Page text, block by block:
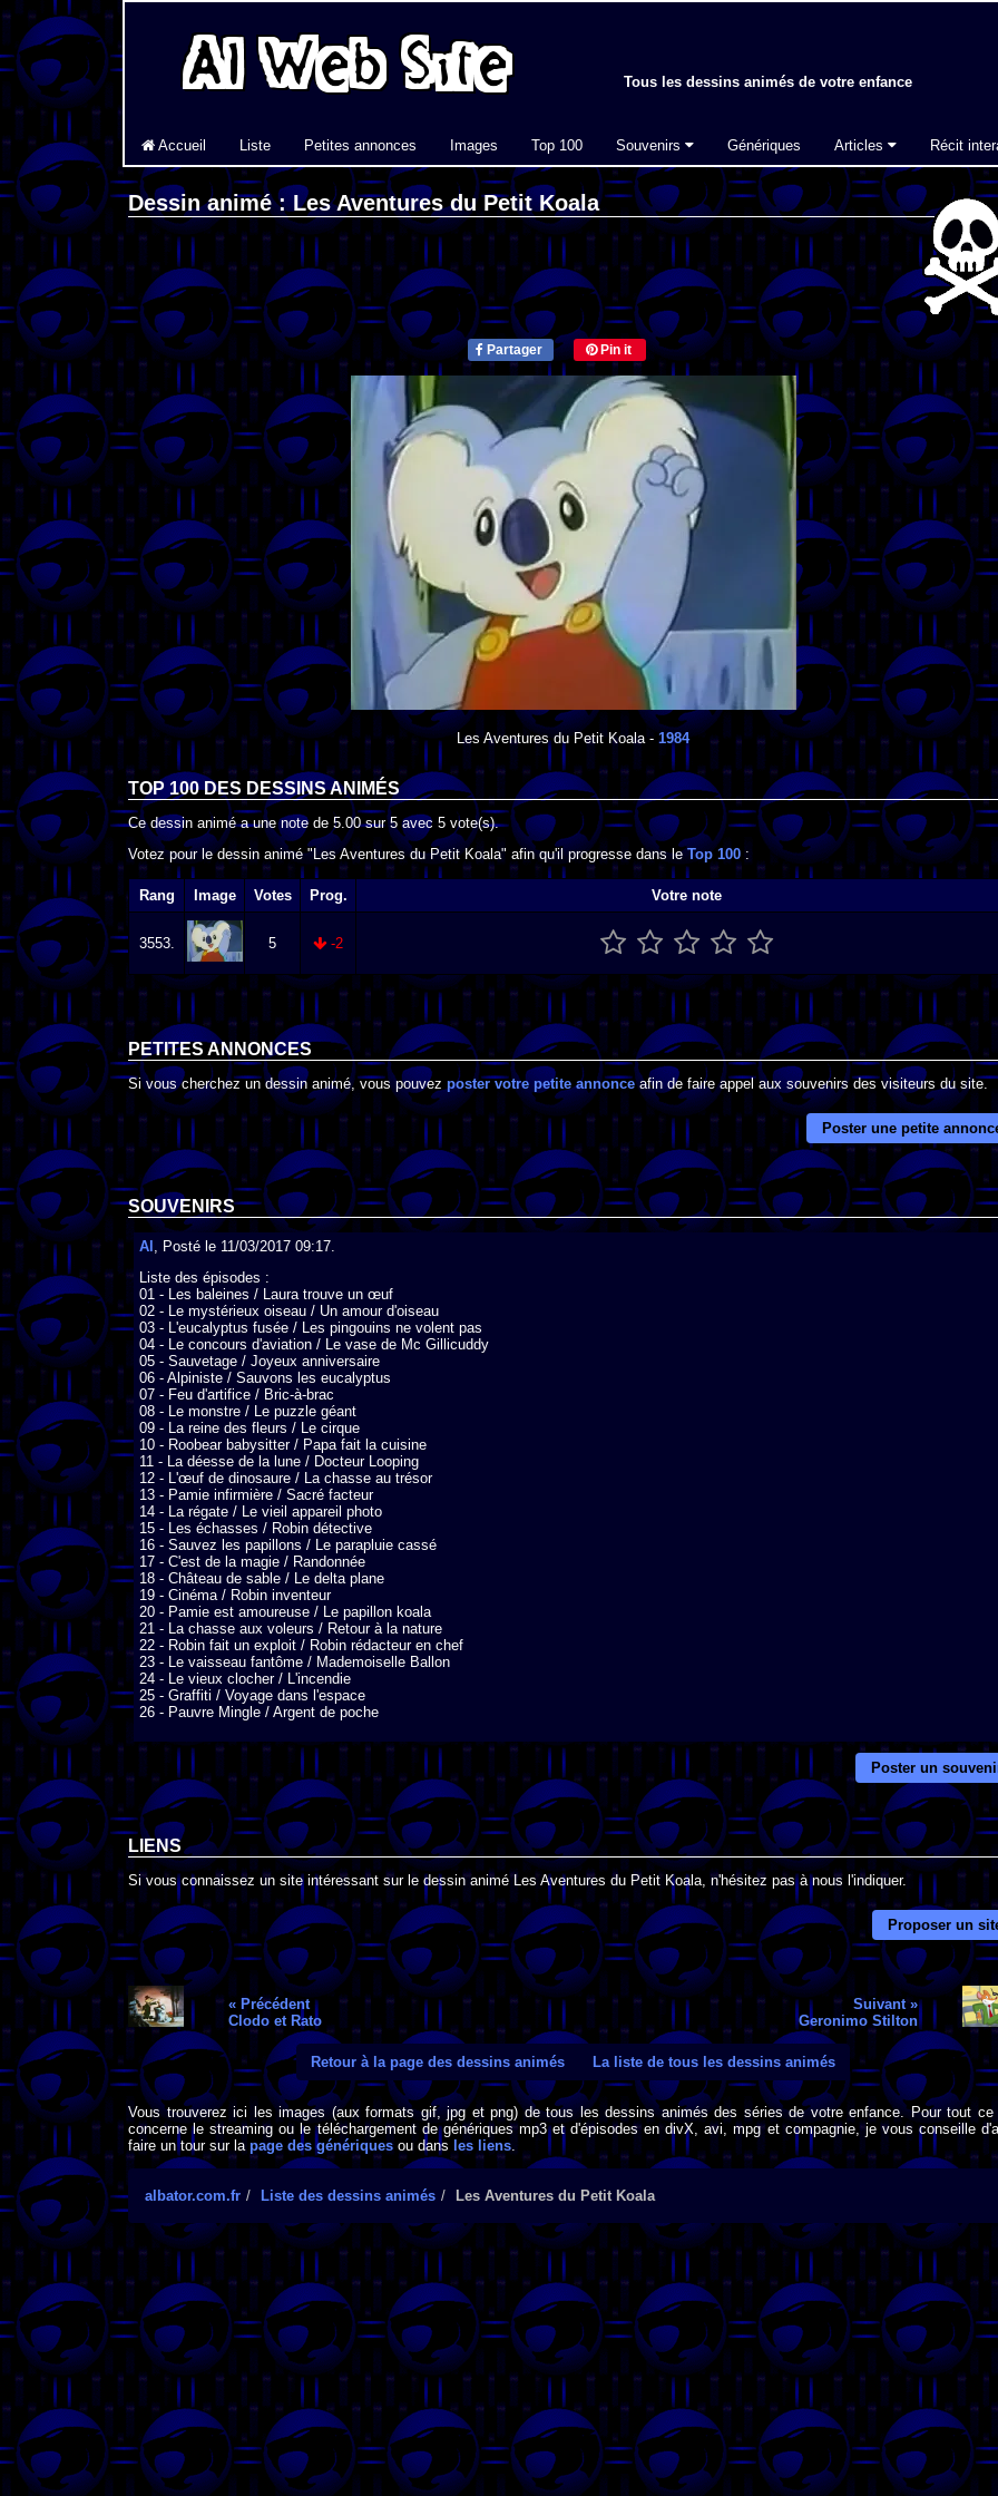
Tous les dessins animés de votre enfance
Accueil Liste Petites annonces Images Top 100 Souvenirs Génériques Articles Récit
Dessin animé : Les Aventures du Petit Koala
Partager Pin it
Les Aventures du Petit Koala- 1984
TOP 100 DES DESSINS ANIMÉS
Ce dessin animé a une note de 5.00sur5 avec 5 vote(s).
Votez pour le dessin animé "Les Aventures du Petit Koala" afin qu'il progresse dans leTop 100 :
Rang Image Votes Prog. Votre note
3553. 5 -2
PETITES ANNONCES
Si vous cherchez un dessin animé, vous pouvez poster votre petite annonceafin de faire appel aux souvenirs des visiteurs du site.
Poster une petite
SOUVENIRS
Al , Posté le 11/03/2017 09:17.
Liste des épisodes :
01 - Les baleines / Laura trouve un œuf
02 - Le mystérieux oiseau / Un amour d'oiseau
03 - L'eucalyptus fusée / Les pingouins ne volent pas
04 - Le concours d'aviation / Le vase de Mc Gillicuddy
05 - Sauvetage / Joyeux anniversaire
06 - Alpiniste / Sauvons les eucalyptus
07 - Feu d'artifice / Bric-à-brac
08 - Le monstre / Le puzzle géant
09 - La reine des fleurs / Le cirque
10 - Roobear babysitter / Papa fait la cuisine
11 - La déesse de la lune / Docteur Looping
12 - L'œuf de dinosaure / La chasse au trésor
13 - Pamie infirmière / Sacré facteur
14 - La régate / Le vieil appareil photo
15 - Les échasses / Robin détective
16 - Sauvez les papillons / Le parapluie cassé
17 - C'est de la magie / Randonnée
18 - Château de sable / Le delta plane
19 - Cinéma / Robin inventeur
20 - Pamie est amoureuse / Le papillon koala
21 - La chasse aux voleurs / Retour à la nature
22 - Robin fait un exploit / Robin rédacteur en chef
23 - Le vaisseau fantôme / Mademoiselle Ballon
24 - Le vieux clocher / L'incendie
25 - Graffiti / Voyage dans l'espace
26 - Pauvre Mingle / Argent de poche
Poster un
LIENS
Si vous connaissez un site intéressant sur le dessin animé Les Aventures du Petit Koala, n'hésitez pas à nous l'indiquer.
Proposer un
« Précédent
Clodo et Rato
Suivant »
Geronimo Stilton
Retour à la page des dessins animés La liste de tous les dessins animés
Vous trouverez ici les images (aux formats gif, jpg et png) de tous les dessins animés des séries de votre enfance. Pour tout ce
concerne le streaming ou le téléchargement de génériques mp3 et d'épisodes en divX, avi, mpg et compagnie, je vous conseille
faire un tour sur la page des génériques ou dans les liens.
albator.com.fr Liste des dessins animés Les Aventures du Petit Koala